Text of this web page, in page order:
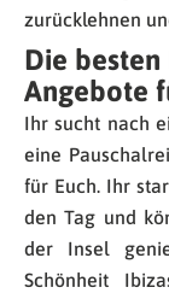
zurücklehnen
Die
Angebote
Ihr sucht nach
eine
für Euch. Ihr
den Tag und
der Insel
Schönheit